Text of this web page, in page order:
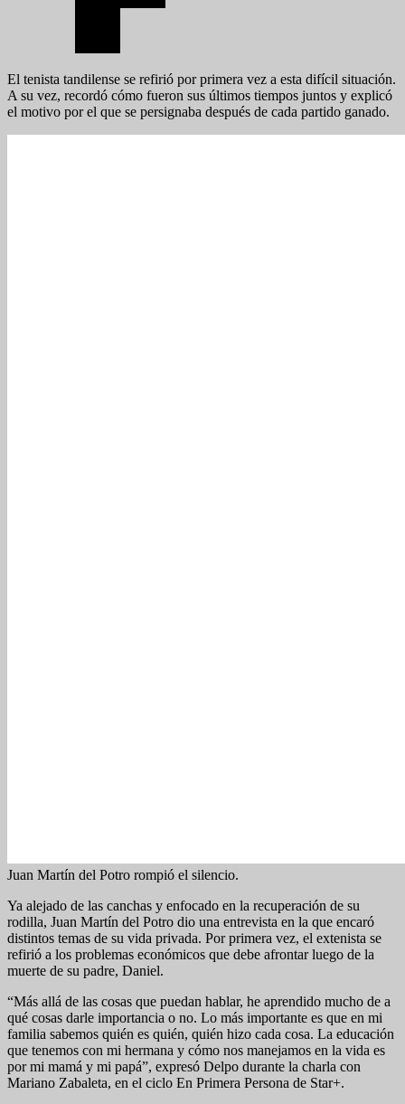
El tenista tandilense se refirió por primera vez a esta difícil situación.
A su vez, recordó cómo fueron sus últimos tiempos juntos y explicó
el motivo por el que se persignaba después de cada partido ganado.
Juan Martín del Potro rompió el silencio.
Ya alejado de las canchas y enfocado en la recuperación de su
rodilla, Juan Martín del Potro dio una entrevista en la que encaró
distintos temas de su vida privada. Por primera vez, el extenista se
refirió a los problemas económicos que debe afrontar luego de la
muerte de su padre, Daniel.
“Más allá de las cosas que puedan hablar, he aprendido mucho de a
qué cosas darle importancia o no. Lo más importante es que en mi
familia sabemos quién es quién, quién hizo cada cosa. La educación
que tenemos con mi hermana y cómo nos manejamos en la vida es
por mi mamá y mi papá”, expresó Delpo durante la charla con
Mariano Zabaleta, en el ciclo En Primera Persona de Star+.